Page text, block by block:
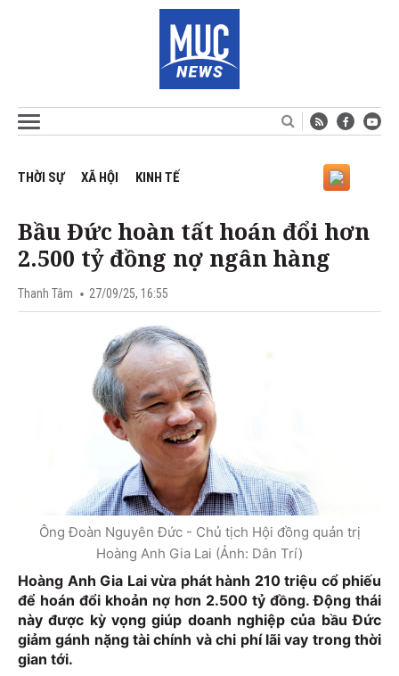
THỜI SỰ XÃ HỘI KINH TẾ
Bầu Đức hoàn tất hoán đổi hơn
2.500 tỷ đồng nợ ngân hàng
Thanh Tâm 27/09/25, 16:55
Ông Đoàn Nguyên Đức - Chủ tịch Hội đồng quản trị
Hoàng Anh Gia Lai (Ảnh: Dân Trí)
Hoàng Anh Gia Lai vừa phát hành 210 triệu cổ phiếu
để hoán đổi khoản nợ hơn 2.500 tỷ đồng. Động thái
này được kỳ vọng giúp doanh nghiệp của bầu Đức
giảm gánh nặng tài chính và chi phí lãi vay trong thời
gian tới.